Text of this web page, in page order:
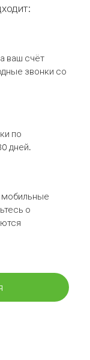
ваш счёт
звонки со
по
дней.
мобильные
о